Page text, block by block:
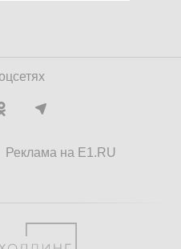
Реклама на E1.RU